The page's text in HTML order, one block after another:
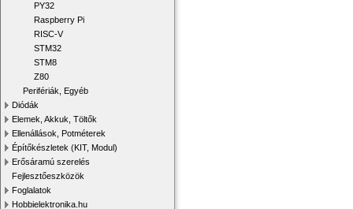
PY32
Raspberry Pi
RISC-V
STM32
STM8
Z80
Perifériák, Egyéb
Diódák
Elemek, Akkuk, Töltők
Ellenállások, Potméterek
Építőkészletek (KIT, Modul)
Erősáramú szerelés
Fejlesztőeszközök
Foglalatok
Hobbielektronika.hu